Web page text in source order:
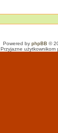
Powered by phpBB ©
Przyjazne użytkownikom